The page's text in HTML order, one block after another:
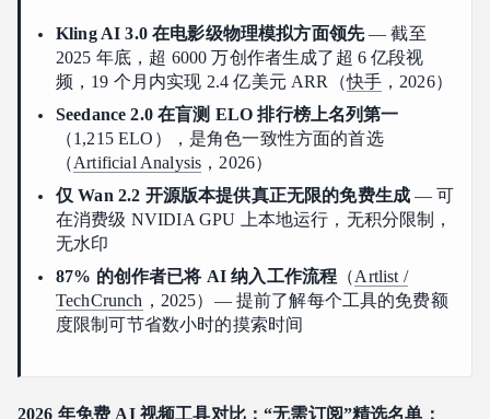
Q5：2026 年最好的无水印、无需注册的 AI 视频生成器是什
么？
Q7：免费 AI 视频生成器的积分多久刷新一次？
Q8：AI 视频生成器市场在 2026 年还在增长吗？
Kling AI 3.0 在电影级物理模拟方面领先— 截至
2025 年底，超 6000 万创作者生成了超 6 亿段视
频，19 个月内实现 2.4 亿美元 ARR（快手 ，2026）
Seedance 2.0 在盲测 ELO 排行榜上名列第一
（1,215 ELO），是角色一致性方面的首选
（Artificial Analysis ，2026）
仅 Wan 2.2 开源版本提供真正无限的免费生成 — 可
在消费级 NVIDIA GPU 上本地运行，无积分限制，
无水印
87% 的创作者已将 AI 纳入工作流程 （Artlist /
TechCrunch ，2025）— 提前了解每个工具的免费额
度限制可节省数小时的摸索时间
2026 年免费 AI 视频工具对比：“无需订阅”精选名单：